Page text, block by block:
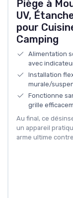
Piège à
UV,
pour
Camping
Alimentation
avec
Installation
murale/
Fonctionne
grille
Au final, ce
un appareil
arme ultime